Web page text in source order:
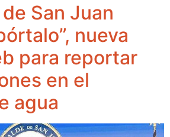
San Juan
nueva
para reportar
en el
agua